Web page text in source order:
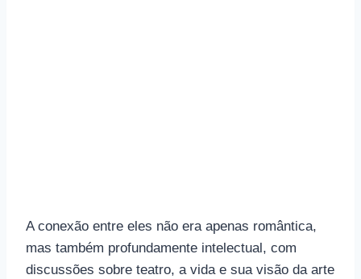
A conexão entre eles não era apenas romântica,
mas também profundamente intelectual, com
discussões sobre teatro, a vida e sua visão da arte